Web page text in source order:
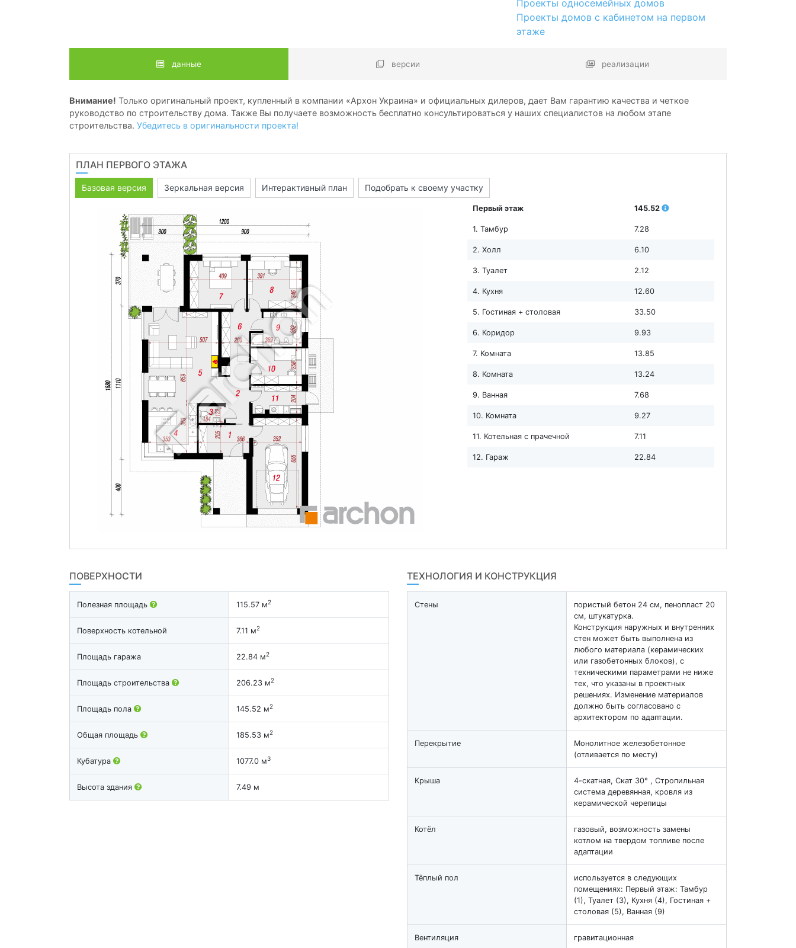
Проекты односемейных домов
Проекты домов с кабинетом на первом
этаже
данные версии реализации
Внимание! Только оригинальный проект, купленный в компании «Архон Украина» и официальных дилеров, дает Вам гарантию качества и четкое
руководство по строительству дома. Также Вы получаете возможность бесплатно консультироваться у наших специалистов на любом этапе
строительства. Убедитесь в оригинальности проекта!
ПЛАН ПЕРВОГО ЭТАЖА
Базовая версия Зеркальная версия Интерактивный план Подобрать к своему участку
Первый этаж 145.52
1. Тамбур 7.28
2. Холл 6.10
3. Туалет 2.12
4. Кухня 12.60
5. Гостиная + столовая 33.50
6. Коридор 9.93
7. Комната 13.85
8. Комната 13.24
9. Ванная 7.68
10. Комната 9.27
11. Котельная с прачечной 7.11
12. Гараж 22.84
ПОВЕРХНОСТИ
Полезная площадь 115.57 м2
Поверхность котельной 7.11 м2
Площадь гаража 22.84 м2
Площадь строительства 206.23 м2
Площадь пола 145.52 м2
Общая площадь 185.53 м2
Кубатура 1077.0 м3
Высота здания 7.49 м
ТЕХНОЛОГИЯ И КОНСТРУКЦИЯ
Стены
пористый бетон 24 см, пенопласт 20
см, штукатурка.
Конструкция наружных и внутренних
стен может быть выполнена из
любого материала (керамических
или газобетонных блоков), с
техническими параметрами не ниже
тех, что указаны в проектных
решениях. Изменение материалов
должно быть согласовано с
архитектором по адаптации.
Перекрытие
Монолитное железобетонное
(отливается по месту)
Крыша
4-скатная, Скат 30° , Стропильная
система деревянная, кровля из
керамической черепицы
Котёл
газовый, возможность замены
котлом на твердом топливе после
адаптации
Тёплый пол
используется в следующих
помещениях: Первый этаж: Тамбур
(1), Туалет (3), Кухня (4), Гостиная +
столовая (5), Ванная (9)
Вентиляция гравитационная